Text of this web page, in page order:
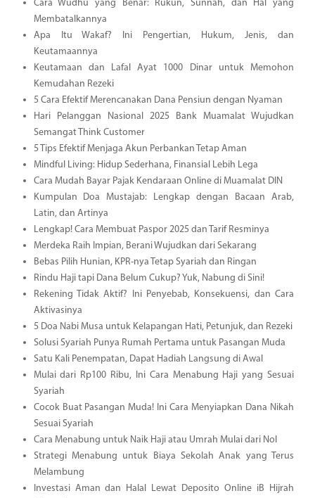
Cara Wudhu yang Benar: Rukun, Sunnah, dan Hal yang
Membatalkannya
Apa Itu Wakaf? Ini Pengertian, Hukum, Jenis, dan
Keutamaannya
Keutamaan dan Lafal Ayat 1000 Dinar untuk Memohon
Kemudahan Rezeki
5 Cara Efektif Merencanakan Dana Pensiun dengan Nyaman
Hari Pelanggan Nasional 2025 Bank Muamalat Wujudkan
Semangat Think Customer
5 Tips Efektif Menjaga Akun Perbankan Tetap Aman
Mindful Living: Hidup Sederhana, Finansial Lebih Lega
Cara Mudah Bayar Pajak Kendaraan Online di Muamalat DIN
Kumpulan Doa Mustajab: Lengkap dengan Bacaan Arab,
Latin, dan Artinya
Lengkap! Cara Membuat Paspor 2025 dan Tarif Resminya
Merdeka Raih Impian, Berani Wujudkan dari Sekarang
Bebas Pilih Hunian, KPR-nya Tetap Syariah dan Ringan
Rindu Haji tapi Dana Belum Cukup? Yuk, Nabung di Sini!
Rekening Tidak Aktif? Ini Penyebab, Konsekuensi, dan Cara
Aktivasinya
5 Doa Nabi Musa untuk Kelapangan Hati, Petunjuk, dan Rezeki
Solusi Syariah Punya Rumah Pertama untuk Pasangan Muda
Satu Kali Penempatan, Dapat Hadiah Langsung di Awal
Mulai dari Rp100 Ribu, Ini Cara Menabung Haji yang Sesuai
Syariah
Cocok Buat Pasangan Muda! Ini Cara Menyiapkan Dana Nikah
Sesuai Syariah
Cara Menabung untuk Naik Haji atau Umrah Mulai dari Nol
Strategi Menabung untuk Biaya Sekolah Anak yang Terus
Melambung
Investasi Aman dan Halal Lewat Deposito Online iB Hijrah